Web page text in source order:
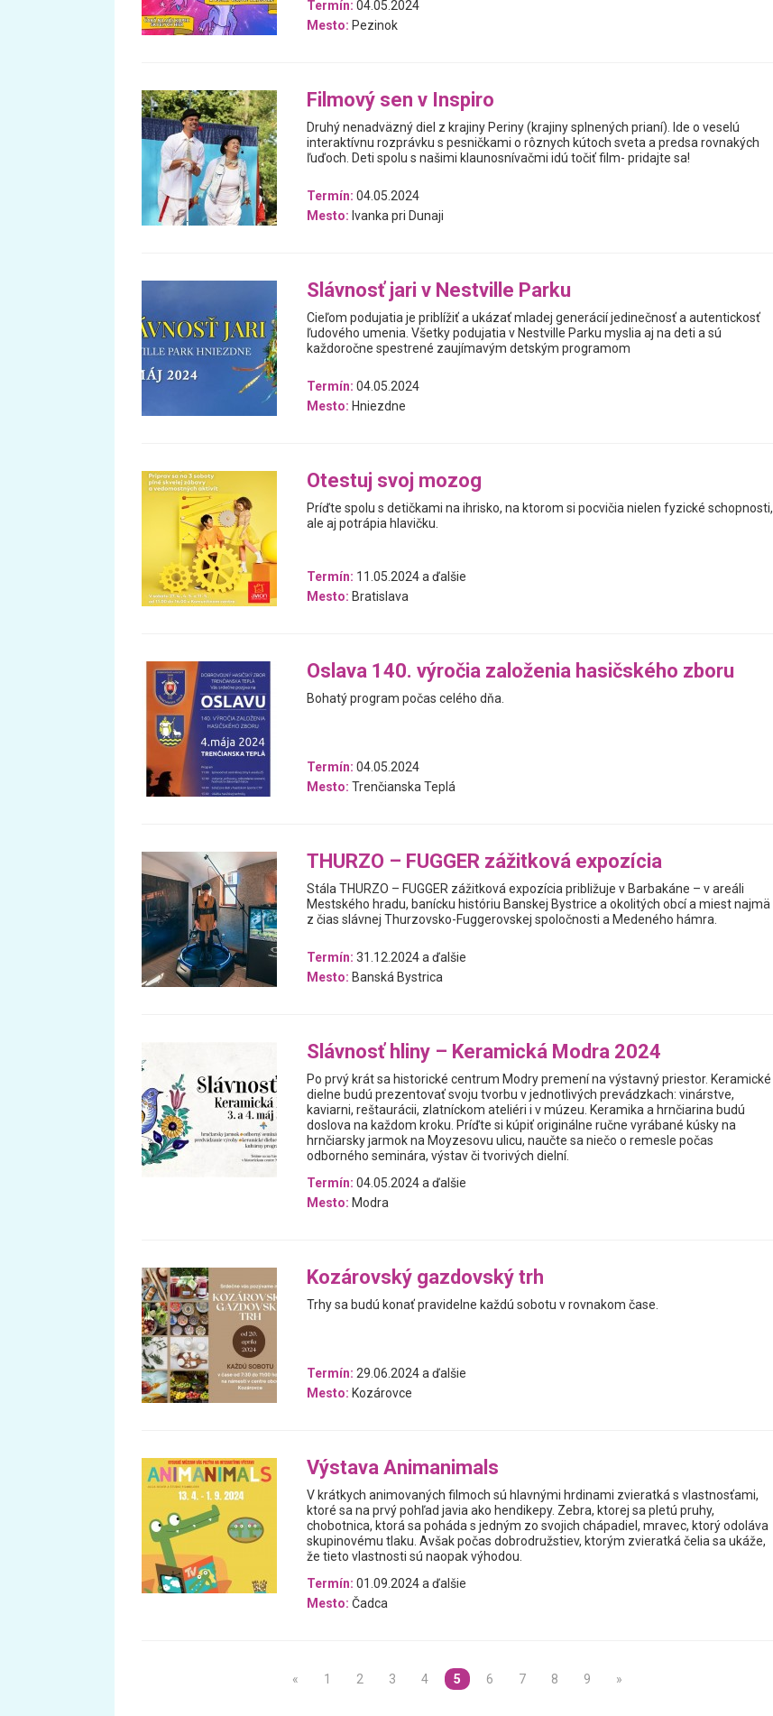
Termín: 04.05.2024
Mesto: Pezinok
Filmový sen v Inspiro
Druhý nenadväzný diel z krajiny Periny (krajiny splnených prianí). Ide o veselú
interaktívnu rozprávku s pesničkami o rôznych kútoch sveta a predsa rovnakých
ľuďoch. Deti spolu s našimi klaunosnívačmi idú točiť film- pridajte sa!
Termín: 04.05.2024
Mesto: Ivanka pri Dunaji
Slávnosť jari v Nestville Parku
Cieľom podujatia je priblížiť a ukázať mladej generácií jedinečnosť a autentickosť
ľudového umenia. Všetky podujatia v Nestville Parku myslia aj na deti a sú
každoročne spestrené zaujímavým detským programom
Termín: 04.05.2024
Mesto: Hniezdne
Otestuj svoj mozog
Príďte spolu s detičkami na ihrisko, na ktorom si pocvičia nielen fyzické schopnosti,
ale aj potrápia hlavičku.
Termín: 11.05.2024 a ďalšie
Mesto: Bratislava
Oslava 140. výročia založenia hasičského zboru
Bohatý program počas celého dňa.
Termín: 04.05.2024
Mesto: Trenčianska Teplá
THURZO – FUGGER zážitková expozícia
Stála THURZO – FUGGER zážitková expozícia približuje v Barbakáne – v areáli
Mestského hradu, banícku históriu Banskej Bystrice a okolitých obcí a miest najmä
z čias slávnej Thurzovsko-Fuggerovskej spoločnosti a Medeného hámra.
Termín: 31.12.2024 a ďalšie
Mesto: Banská Bystrica
Slávnosť hliny – Keramická Modra 2024
Po prvý krát sa historické centrum Modry premení na výstavný priestor. Keramické
dielne budú prezentovať svoju tvorbu v jednotlivých prevádzkach: vinárstve,
kaviarni, reštaurácii, zlatníckom ateliéri i v múzeu. Keramika a hrnčiarina budú
doslova na každom kroku. Príďte si kúpiť originálne ručne vyrábané kúsky na
hrnčiarsky jarmok na Moyzesovu ulicu, naučte sa niečo o remesle počas
odborného seminára, výstav či tvorivých dielní.
Termín: 04.05.2024 a ďalšie
Mesto: Modra
Kozárovský gazdovský trh
Trhy sa budú konať pravidelne každú sobotu v rovnakom čase.
Termín: 29.06.2024 a ďalšie
Mesto: Kozárovce
Výstava Animanimals
V krátkych animovaných filmoch sú hlavnými hrdinami zvieratká s vlastnosťami,
ktoré sa na prvý pohľad javia ako hendikepy. Zebra, ktorej sa pletú pruhy,
chobotnica, ktorá sa poháda s jedným zo svojich chápadiel, mravec, ktorý odoláva
skupinovému tlaku. Avšak počas dobrodružstiev, ktorým zvieratká čelia sa ukáže,
že tieto vlastnosti sú naopak výhodou.
Termín: 01.09.2024 a ďalšie
Mesto: Čadca
« 1 2 3 4 5 6 7 8 9 »